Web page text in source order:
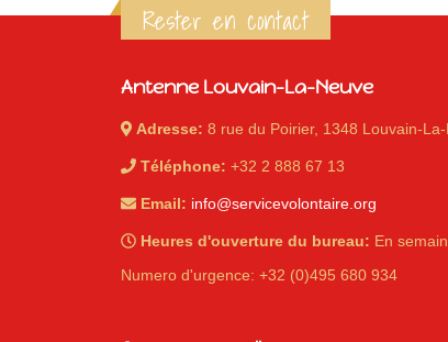
Rester en contact
Antenne Louvain-La-Neuve
Adresse: 8 rue du Poirier, 1348 Louvain-La-
Téléphone: +32 2 888 67 13
Email: info@servicevolontaire.org
Heures d'ouverture du bureau: En
Numero d'urgence: +32 (0)495 680 934